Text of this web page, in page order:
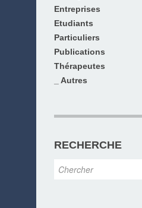
Entreprises
Etudiants
Particuliers
Publications
Thérapeutes
_ Autres
RECHERCHE